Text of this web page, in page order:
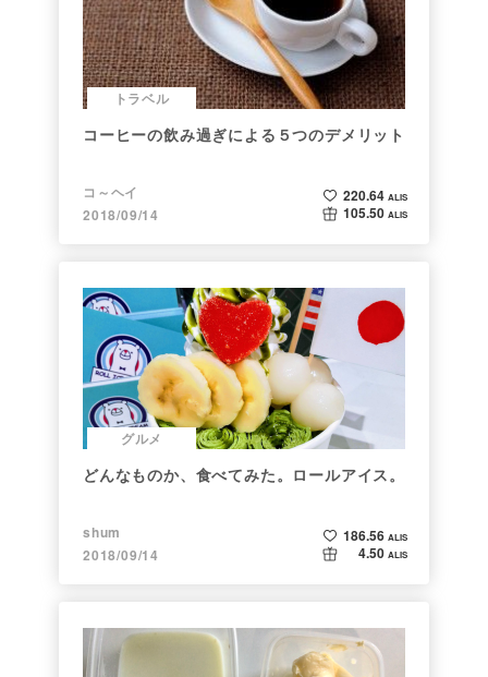
トラベル
コーヒーの飲み過ぎによる５つのデメリット
コ～ヘイ
2018/09/14
220.64 ALIS
105.50 ALIS
グルメ
どんなものか、食べてみた。ロールアイス。
shum
2018/09/14
186.56 ALIS
4.50 ALIS